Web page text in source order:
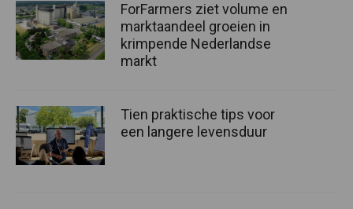
ForFarmers ziet volume en
marktaandeel groeien in
krimpende Nederlandse
markt
Tien praktische tips voor
een langere levensduur